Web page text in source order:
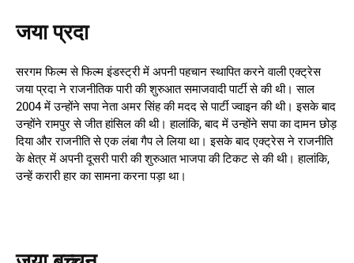
जया प्रदा
सरगम फिल्म से फिल्म इंडस्ट्री में अपनी पहचान स्थापित करने वाली एक्ट्रेस
जया प्रदा ने राजनीतिक पारी की शुरुआत समाजवादी पार्टी से की थी। साल
2004 में उन्होंने सपा नेता अमर सिंह की मदद से पार्टी ज्वाइन की थी। इसके बाद
उन्होंने रामपुर से जीत हांसिल की थी। हालांकि, बाद में उन्होंने सपा का दामन छोड़
दिया और राजनीति से एक लंबा गैप ले लिया था। इसके बाद एक्ट्रेस ने राजनीति
के क्षेत्र में अपनी दूसरी पारी की शुरुआत भाजपा की टिकट से की थी। हालांकि,
उन्हें करारी हार का सामना करना पड़ा था।